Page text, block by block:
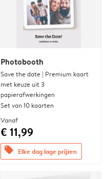
Photobooth
Save the date | Premium kaart
met keuze uit 3
papierafwerkingen
Set van 10 kaarten
Vanaf
€ 11,99
offers Elke dag lage prijzen